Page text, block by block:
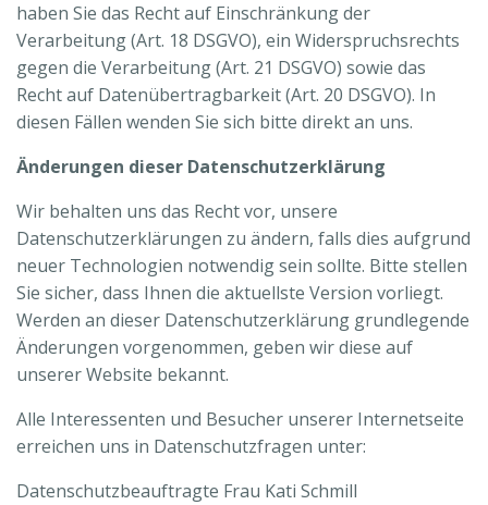
haben Sie das Recht auf Einschränkung der
Verarbeitung (Art. 18 DSGVO), ein Widerspruchsrechts
gegen die Verarbeitung (Art. 21 DSGVO) sowie das
Recht auf Datenübertragbarkeit (Art. 20 DSGVO). In
diesen Fällen wenden Sie sich bitte direkt an uns.
Änderungen dieser Datenschutzerklärung
Wir behalten uns das Recht vor, unsere
Datenschutzerklärungen zu ändern, falls dies aufgrund
neuer Technologien notwendig sein sollte. Bitte stellen
Sie sicher, dass Ihnen die aktuellste Version vorliegt.
Werden an dieser Datenschutzerklärung grundlegende
Änderungen vorgenommen, geben wir diese auf
unserer Website bekannt.
Alle Interessenten und Besucher unserer Internetseite
erreichen uns in Datenschutzfragen unter:
Datenschutzbeauftragte Frau Kati Schmill